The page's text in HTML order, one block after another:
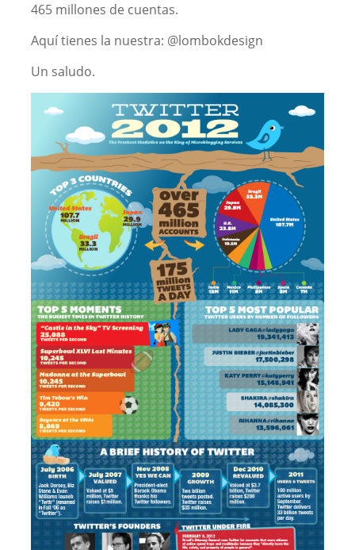
465 millones de cuentas.
Aquí tienes la nuestra: @lombokdesign
Un saludo.